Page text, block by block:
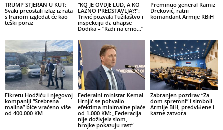
TRUMP STJERAN U KUT:
Svaki preostali izlaz iz rata
s Iranom izgledat će kao
teški poraz
“KO JE OVDJE LUD, A KO
LAŽNO PREDSTAVLJA?!”:
Trivić pozvala Tužilaštvo i
inspekciju da uhapse
Dodika – “Radi na crno…”
Preminuo general Ramiz
Dreković, ratni
komandant Armije RBiH
Fikretu Hodžiću i njegovoj
kompaniji “Srebrena
malina” biće vraćeno više
od 400.000 KM
Federalni ministar Kemal
Hrnjić se pohvalio
efektima minimalne plaće
od 1.000 KM: „Federacija
nije doživjela slom,
brojke pokazuju rast“
Zabranjen pozdrav “Za
dom spremni” i simboli
Armije BiH, predviđene i
kazne zatvora